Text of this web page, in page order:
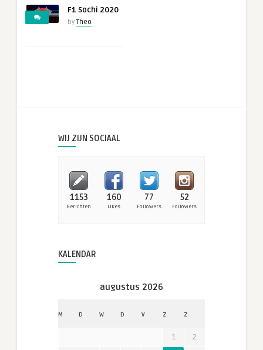
F1 Sochi 2020
by Theo
WIJ ZIJN SOCIAAL
1153
Berichten
160
Likes
77
Followers
52
Followers
KALENDAR
augustus 2026
M D W D V Z Z
1
2